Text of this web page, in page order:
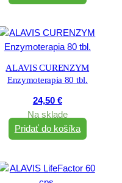
ALAVIS CURENZYM
Enzymoterapia 80 tbl.
24,50 €
Na sklade
Pridať do košíka